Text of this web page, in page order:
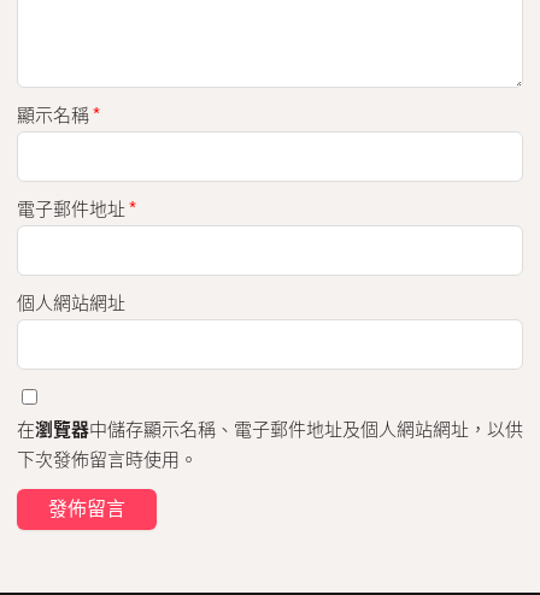
顯示名稱*
電子郵件地址 *
個人網站網址
在瀏覽器中儲存顯示名稱、電子郵件地址及個人網站網址，以供
下次發佈留言時使用。